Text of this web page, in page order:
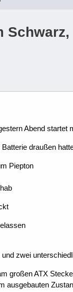
Abend startet
draußen
Piepton
zwei
großen ATX
ausgebauten